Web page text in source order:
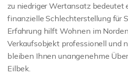
zu niedriger Wertansatz bedeutet
finanzielle Schlechterstellung für
Erfahrung hilft Wohnen im
Verkaufsobjekt professionell und
bleiben Ihnen unangenehme
Eilbek.